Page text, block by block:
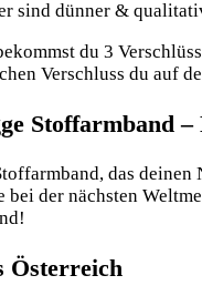
sind dünner &
du 3
Verschluss du auf
Stoffarmband
das
der nächsten
Österreich